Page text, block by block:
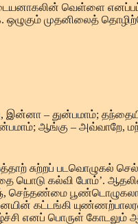
வெள்ளை
முதனிலைத்
– துன்பமாம்;
ஆங்கு – அவ்வாறே,
சுற்றப் படவொழுகல்
யொடு கல்வி போம்’.
பூண்டொழுகலான்’
கட்டங்கி
எனப் பொருள் கோடலும்